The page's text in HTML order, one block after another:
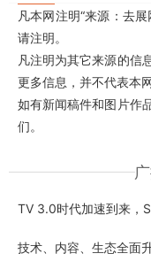
凡本网注明“来源：去
请注明。
凡注明为其它来源的信
更多信息，并不代表本
如有新闻稿件和图片作
们。
TV 3.0时代加速到来，
技术、内容、生态全面